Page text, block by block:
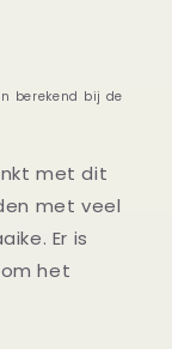
berekend bij de
met dit
met veel
Er is
het